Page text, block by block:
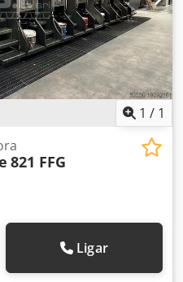
1 / 1
821 FFG
Ligar